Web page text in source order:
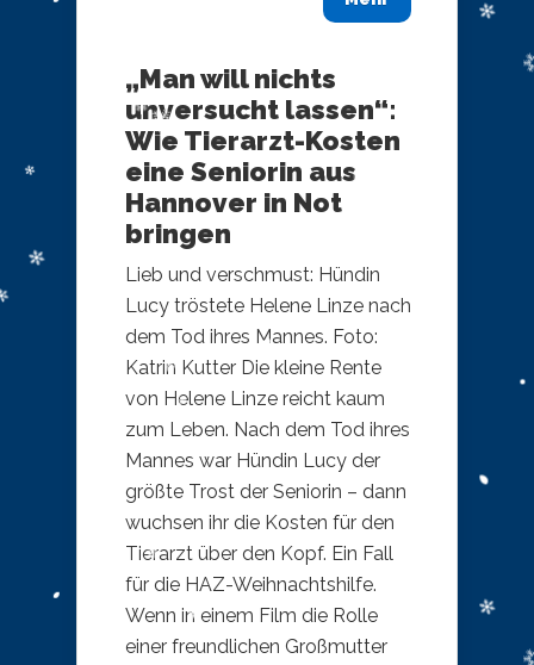
„Man will nichts
unversucht lassen“:
Wie Tierarzt-Kosten
eine Seniorin aus
Hannover in Not
bringen
Lieb und verschmust: Hündin
Lucy tröstete Helene Linze nach
dem Tod ihres Mannes. Foto:
Katrin Kutter Die kleine Rente
von Helene Linze reicht kaum
zum Leben. Nach dem Tod ihres
Mannes war Hündin Lucy der
größte Trost der Seniorin – dann
wuchsen ihr die Kosten für den
Tierarzt über den Kopf. Ein Fall
für die HAZ-Weihnachtshilfe.
Wenn in einem Film die Rolle
einer freundlichen Großmutter